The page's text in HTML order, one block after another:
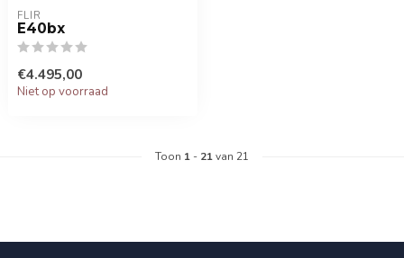
FLIR
E40bx
€4.495,00
Niet op voorraad
Toon 1 - 21van 21